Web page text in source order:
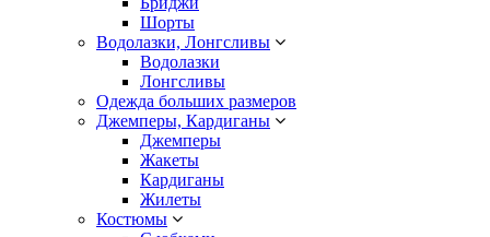
Шорты
Водолазки, Лонгсливы
Водолазки
Лонгсливы
Одежда больших размеров
Джемперы, Кардиганы
Джемперы
Жакеты
Кардиганы
Жилеты
Костюмы